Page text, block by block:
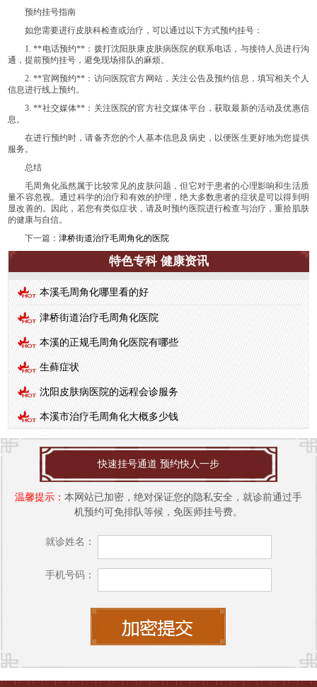
预约挂号指南
如您需要进行皮肤科检查或治疗，可以通过以下方式预约挂号：
1. **电话预约**：拨打沈阳肤康皮肤病医院的联系电话，与接待人员进行沟
通，提前预约挂号，避免现场排队的麻烦。
2. **官网预约**：访问医院官方网站，关注公告及预约信息，填写相关个人
信息进行线上预约。
3. **社交媒体**：关注医院的官方社交媒体平台，获取最新的活动及优惠信
息。
在进行预约时，请备齐您的个人基本信息及病史，以便医生更好地为您提供
服务。
总结
毛周角化虽然属于比较常见的皮肤问题，但它对于患者的心理影响和生活质
量不容忽视。通过科学的治疗和有效的护理，绝大多数患者的症状是可以得到明
显改善的。因此，若您有类似症状，请及时预约医院进行检查与治疗，重拾肌肤
的健康与自信。
下一篇：津桥街道治疗毛周角化的医院
特色专科 健康资讯
本溪毛周角化哪里看的好
津桥街道治疗毛周角化医院
本溪的正规毛周角化医院有哪些
生藓症状
沈阳皮肤病医院的远程会诊服务
本溪市治疗毛周角化大概多少钱
快速挂号通道 预约快人一步
温馨提示： 本网站已加密，绝对保证您的隐私安全，就诊前通过手
机预约可免排队等候，免医师挂号费。
就诊姓名：
手机号码：